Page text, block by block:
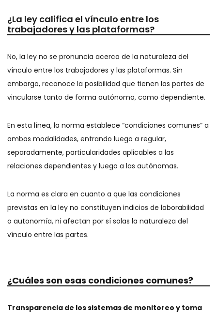
¿La ley califica el vínculo entre los
trabajadores y las plataformas?
No, la ley no se pronuncia acerca de la naturaleza del
vínculo entre los trabajadores y las plataformas. Sin
embargo, reconoce la posibilidad que tienen las partes de
vincularse tanto de forma autónoma, como dependiente.
En esta línea, la norma establece “condiciones comunes” a
ambas modalidades, entrando luego a regular,
separadamente, particularidades aplicables a las
relaciones dependientes y luego a las autónomas.
La norma es clara en cuanto a que las condiciones
previstas en la ley no constituyen indicios de laborabilidad
o autonomía, ni afectan por sí solas la naturaleza del
vínculo entre las partes.
¿Cuáles son esas condiciones comunes?
Transparencia de los sistemas de monitoreo y toma